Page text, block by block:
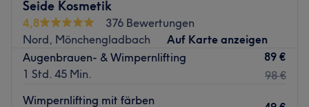
Seide Kosmetik
4,8
376 Bewertungen
Nord, Mönchengladbach
Auf Karte anzeigen
Augenbrauen- & Wimpernlifting
1 Std. 45 Min.
89 €
98 €
Wimpernlifting mit färben